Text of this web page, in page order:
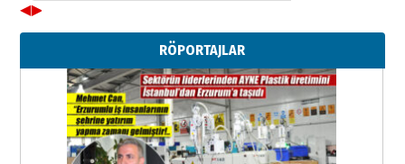
Erzurumspor’un köşe taşları
29 Haziran 2026 Pazartesi
Kenan GÜLERCİ
Murat Şahsuvaroğlu ERKON’da
çıtayı yukarı taşırken,
yönetimdekiler aşağı
◀▶
RÖPORTAJLAR